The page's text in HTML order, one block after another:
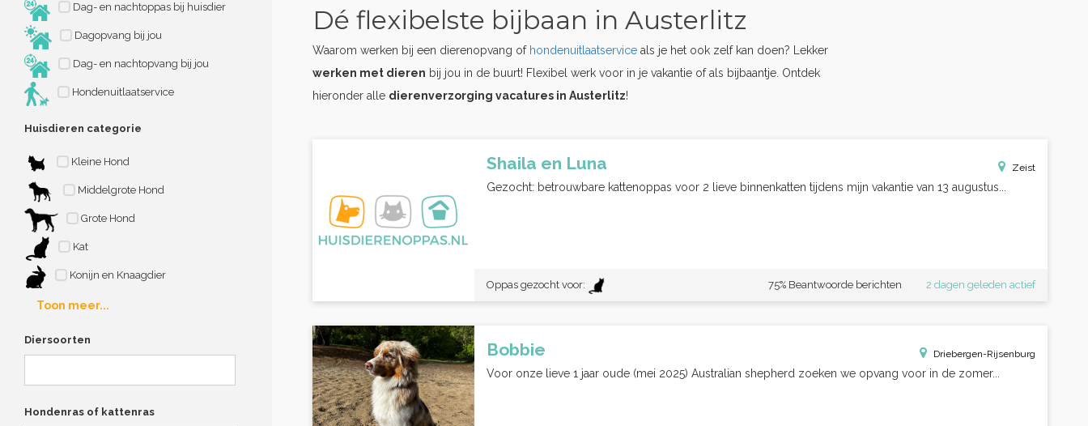
Dag- en nachtoppas bij huisdier
Dagopvang bij jou
Dag- en nachtopvang bij jou
Hondenuitlaatservice
Huisdieren categorie
Kleine Hond
Middelgrote Hond
Grote Hond
Kat
Konijn en Knaagdier
Toon meer...
Diersoorten
Hondenras of kattenras
Dé flexibelste bijbaan in Austerlitz
Waarom werken bij een dierenopvang of hondenuitlaatservice als je het ook zelf kan doen? Lekker
werken met dieren bij jou in de buurt! Flexibel werk voor in je vakantie of als bijbaantje. Ontdek
hieronder alle dierenverzorging vacatures in Austerlitz!
Shaila en Luna Zeist
Gezocht: betrouwbare kattenoppas voor 2 lieve binnenkatten tijdens mijn vakantie van 13 augustus...
Oppas gezocht voor: 2 dagen geleden actief
75% Beantwoorde berichten
Bobbie Driebergen-Rijsenburg
Voor onze lieve 1 jaar oude (mei 2025) Australian shepherd zoeken we opvang voor in de zomer...